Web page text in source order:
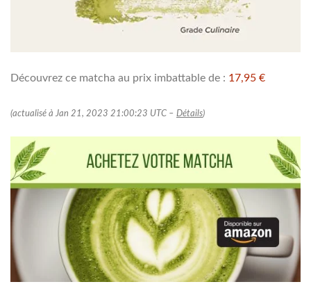
Découvrez ce matcha au prix imbattable de : 17,95 €
(actualisé à Jan 21, 2023 21:00:23 UTC – Détails)